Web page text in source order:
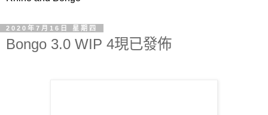
2020年7月16日 星期四
Bongo 3.0 WIP 4現已發佈